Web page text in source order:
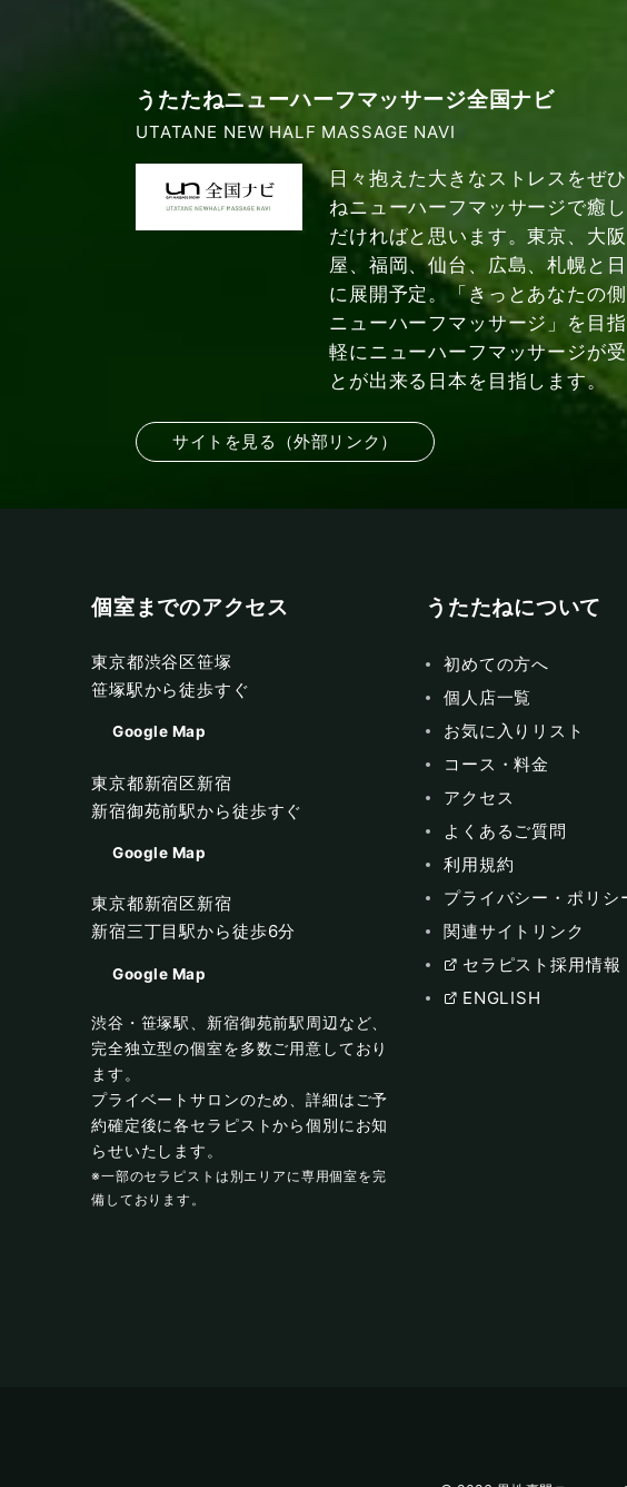
うたたねニューハーフマッサージ全国ナビ
UTATANE NEW HALF MASSAGE NAVI
日々抱えた大きなストレスをぜ
ねニューハーフマッサージで癒
だければと思います。東京、大
屋、福岡、仙台、広島、札幌と
に展開予定。「きっとあなたの
ニューハーフマッサージ」を目
軽にニューハーフマッサージが
とが出来る日本を目指します。
サイトを見る（外部リンク）
個室までのアクセス
東京都渋谷区笹塚
笹塚駅から徒歩すぐ
Google Map
東京都新宿区新宿
新宿御苑前駅から徒歩すぐ
Google Map
東京都新宿区新宿
新宿三丁目駅から徒歩6分
Google Map
渋谷・笹塚駅、新宿御苑前駅周辺など、
完全独立型の個室を多数ご用意しており
ます。
プライベートサロンのため、詳細はご予
約確定後に各セラピストから個別にお知
らせいたします。
※一部のセラピストは別エリアに専用個室を完
備しております。
うたたねについて
初めての方へ
個人店一覧
お気に入りリスト
コース・料金
アクセス
よくあるご質問
利用規約
プライバシー・ポリシ
関連サイトリンク
セラピスト採用情報
ENGLISH